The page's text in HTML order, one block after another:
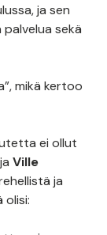
ja sen
sekä
mikä kertoo
ei ollut
Ville
ja
olisi: